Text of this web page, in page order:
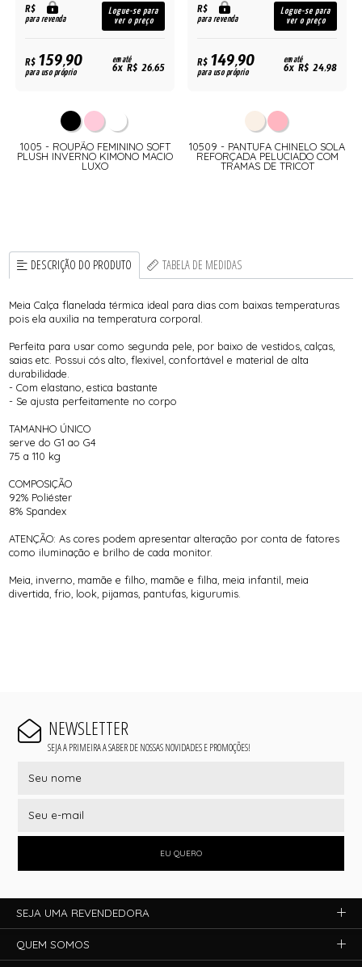
R$
para revenda
Logue-se para
ver o preço
R$159,90
para uso próprio
em até
6x R$ 26,65
1005 - ROUPÃO FEMININO SOFT
PLUSH INVERNO KIMONO MACIO
LUXO
R$
para revenda
Logue-se para
ver o preço
R$149,90
para uso próprio
em até
6x R$ 24,98
10509 - PANTUFA CHINELO SOLA
REFORÇADA PELUCIADO COM
TRAMAS DE TRICOT
DESCRIÇÃO DO PRODUTO TABELA DE MEDIDAS
Meia Calça flanelada térmica ideal para dias com baixas temperaturas
pois ela auxilia na temperatura corporal.
Perfeita para usar como segunda pele, por baixo de vestidos, calças,
saias etc. Possui cós alto, flexivel, confortável e material de alta
durabilidade.
- Com elastano, estica bastante
- Se ajusta perfeitamente no corpo
TAMANHO ÚNICO
serve do G1 ao G4
75 a 110 kg
COMPOSIÇÃO
92% Poliéster
8% Spandex
ATENÇÃO: As cores podem apresentar alteração por conta de fatores
como iluminação e brilho de cada monitor.
Meia, inverno, mamãe e filho, mamãe e filha, meia infantil, meia
divertida, frio, look, pijamas, pantufas, kigurumis.
NEWSLETTER
SEJA A PRIMEIRA A SABER DE NOSSAS NOVIDADES E PROMOÇÕES!
EU QUERO
SEJA UMA REVENDEDORA
QUEM SOMOS